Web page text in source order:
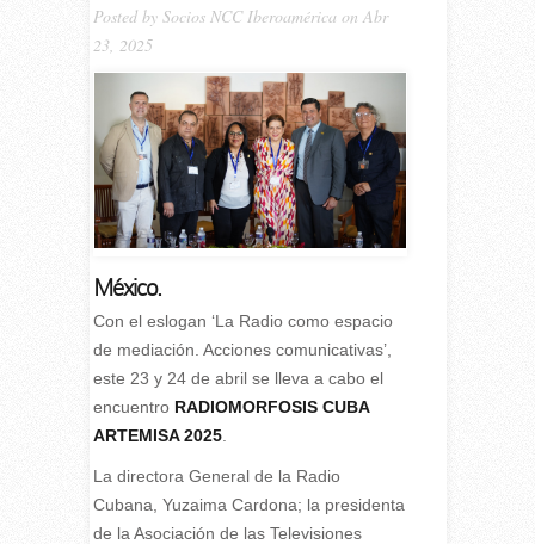
Posted by Socios NCC Iberoamérica on Abr
23, 2025
México.
Con el eslogan ‘La Radio como espacio
de mediación. Acciones comunicativas’,
este 23 y 24 de abril se lleva a cabo el
encuentroRADIOMORFOSIS CUBA
ARTEMISA 2025.
La directora General de la Radio
Cubana, Yuzaima Cardona; la presidenta
de la Asociación de las Televisiones